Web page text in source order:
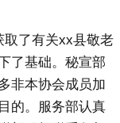
了有关xx县敬老
了基础。秘宣部
非本协会成员加
的。服务部认真